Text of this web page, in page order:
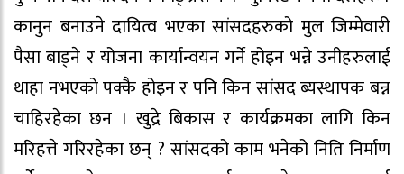
कानुन बनाउने दायित्व भएका सांसदहरुको मुल जिम्मेवारी
पैसा बाड्ने र योजना कार्यान्वयन गर्ने होइन भन्ने उनीहरुलाई
थाहा नभएको पक्कै होइन र पनि किन सांसद ब्यस्थापक बन्न
चाहिरहेका छन । खुद्रे बिकास र कार्यक्रमका लागि किन
मरिहत्ते गरिरहेका छन् ? सांसदको काम भनेको निति निर्माण